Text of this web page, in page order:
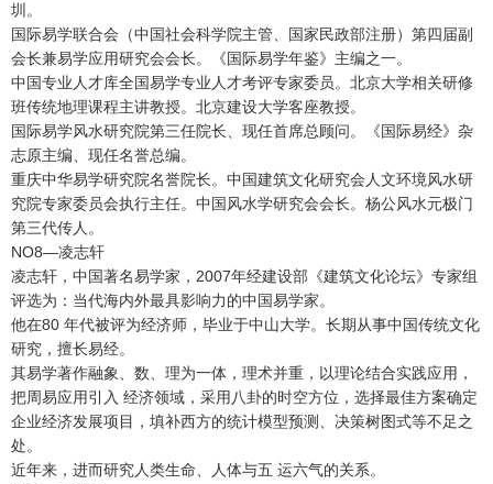
圳。
国际易学联合会（中国社会科学院主管、国家民政部注册）第四届副
会长兼易学应用研究会会长。《国际易学年鉴》主编之一。
中国专业人才库全国易学专业人才考评专家委员。北京大学相关研修
班传统地理课程主讲教授。北京建设大学客座教授。
国际易学风水研究院第三任院长、现任首席总顾问。《国际易经》杂
志原主编、现任名誉总编。
重庆中华易学研究院名誉院长。中国建筑文化研究会人文环境风水研
究院专家委员会执行主任。中国风水学研究会会长。杨公风水元极门
第三代传人。
NO8—凌志轩
凌志轩，中国著名易学家，2007年经建设部《建筑文化论坛》专家组
评选为：当代海内外最具影响力的中国易学家。
他在80 年代被评为经济师，毕业于中山大学。长期从事中国传统文化
研究，擅长易经。
其易学著作融象、数、理为一体，理术并重，以理论结合实践应用，
把周易应用引入 经济领域，采用八卦的时空方位，选择最佳方案确定
企业经济发展项目，填补西方的统计模型预测、决策树图式等不足之
处。
近年来，进而研究人类生命、人体与五 运六气的关系。